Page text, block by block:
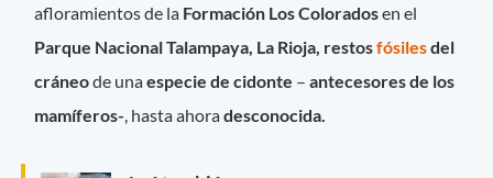
afloramientos de la Formación Los Coloradosen el
Parque Nacional Talampaya, La Rioja, restosfósilesdel
cráneode unaespecie de cidonte –antecesores de los
mamíferos- , hasta ahoradesconocida.